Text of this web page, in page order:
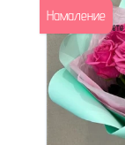
Намаление